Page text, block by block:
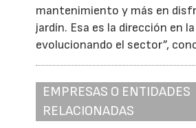
mantenimiento y más en
jardín. Esa es la dirección en
evolucionando el sector”,
EMPRESAS O ENTIDADES
RELACIONADAS